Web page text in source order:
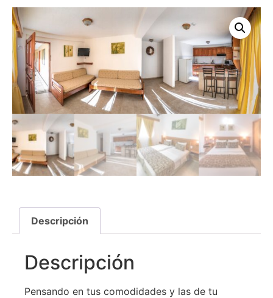
Descripción
Descripción
Pensando en tus comodidades y las de tu